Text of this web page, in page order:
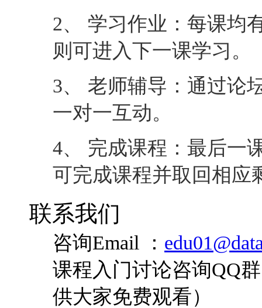
2、 学习作业：每课均
则可进入下一课学习。
3、 老师辅导：通过论
一对一互动。
4、 完成课程：最后一
可完成课程并取回相应
联系我们
咨询Email ：
课程入门讨论咨询QQ
供大家免费观看）